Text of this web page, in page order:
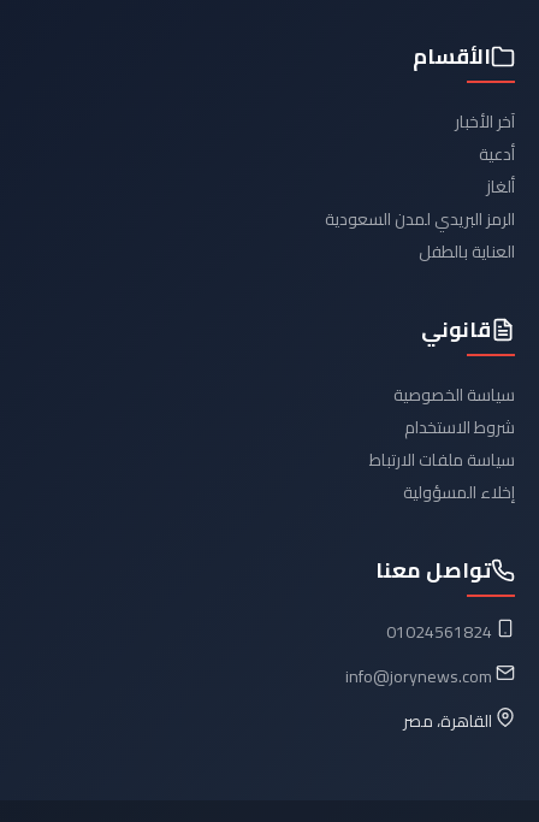
الأقسام
آخر الأخبار
أدعية
ألغاز
الرمز البريدي لمدن السعودية
العناية بالطفل
قانوني
سياسة الخصوصية
شروط الاستخدام
سياسة ملفات الارتباط
إخلاء المسؤولية
تواصل معنا
01024561824
info@jorynews.com
القاهرة، مصر